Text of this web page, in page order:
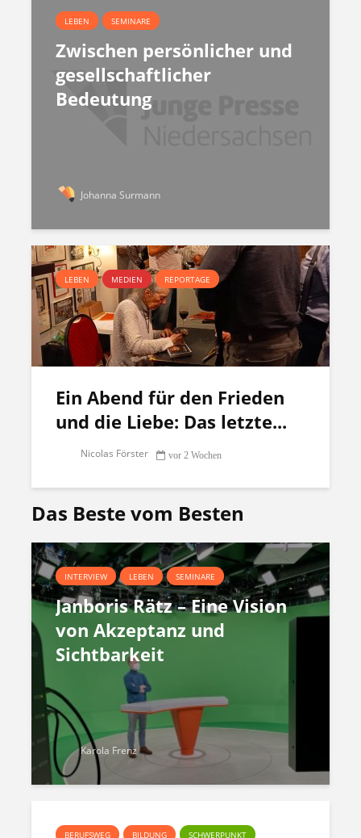
LEBEN SEMINARE
Zwischen persönlicher und
gesellschaftlicher
Bedeutung
Johanna Surmann
LEBEN MEDIEN REPORTAGE
Ein Abend für den Frieden
und die Liebe: Das letzte...
Nicolas Förster vor 2 Wochen
Das Beste vom Besten
INTERVIEW LEBEN SEMINARE
Janboris Rätz – Eine Vision
von Akzeptanz und
Sichtbarkeit
Karola Frenz
BERUFSWEG BILDUNG SCHWERPUNKT